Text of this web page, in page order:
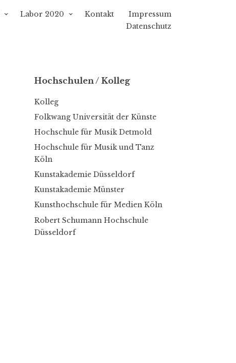
Labor 2020 Kontakt
Impressum
Datenschutz
Hochschulen / Kolleg
Kolleg
Folkwang Universität der Künste
Hochschule für Musik Detmold
Hochschule für Musik und Tanz
Köln
Kunstakademie Düsseldorf
Kunstakademie Münster
Kunsthochschule für Medien Köln
Robert Schumann Hochschule
Düsseldorf